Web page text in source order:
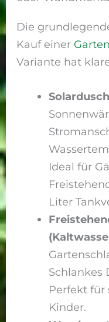
Die
Kauf einer
Variante hat
Ideal für
Liter
Schlankes
Perfekt
Kinder.